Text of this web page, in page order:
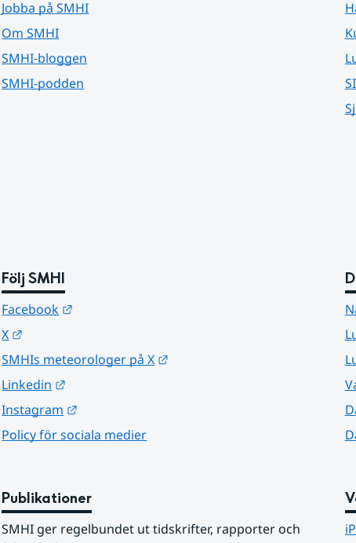
Jobba på SMHI
Om SMHI
SMHI-bloggen
SMHI-podden
Följ SMHI
Facebook
X
SMHIs meteorologer på X
Linkedin
Instagram
Policy för sociala medier
Publikationer
SMHI ger regelbundet ut tidskrifter, rapporter och